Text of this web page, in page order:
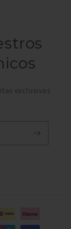
exclusivas